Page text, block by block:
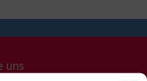
uns